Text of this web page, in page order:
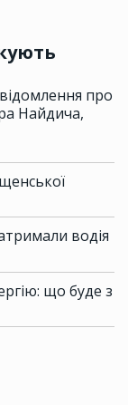
про
Найдича,
водія
що буде з